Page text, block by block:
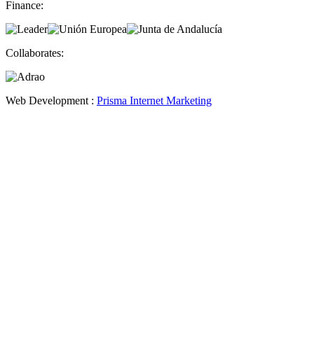
Finance:
Collaborates:
Web Development : Prisma Internet Marketing